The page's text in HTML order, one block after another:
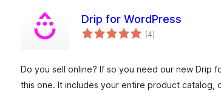
Drip for WordPress
(4કુલ
રેટિંગ્સ
)
Do you sell online? If so you need our new Drip
this one. It includes your entire product catalog,